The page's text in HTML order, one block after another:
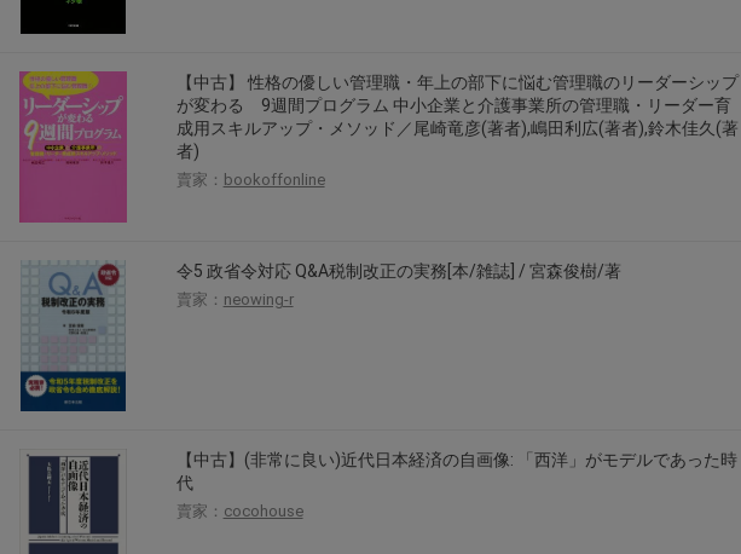
到活動】
年8月1日上午00:00開始至2026年8月31日晚上23:59結束。
人單一帳號每日只可簽到1次，逾期不得補簽。
月每完成簽到7次
，系統會即時發放「$10 Letao Dollar」至會員帳戶中。
月簽到活動最多可獲得「$40 Letao Dollar」。
員需完成手機認證才可參加本活動，若要參加APP加碼活動，可掃瞄QRcode下載APP。
Dollar使用規則：
Dollar使用期限至發放後第30日之晚上23:59。
Dollar可於「JDirectItems Auction」、「日本商城代購」 「第一次付款」使用，可折抵服務費
商品金額。
Dollar不可用於購買商品為「門票、優惠券、住宿券、禮券、儲值卡……等等」、48小時外付款、
現金商品、日本寄日本之訂單。
用Letao Dollar之委託單，如因價格不符、缺貨、非Letao因素(退貨不會歸還)退單者，退回的Letao
使用期限不會延長。
【中古】 性格の優しい管理職・年上の部下に悩む管理職のリーダーシップ
が変わる 9週間プログラム 中小企業と介護事業所の管理職・リーダー育
成用スキルアップ・メソッド／尾崎竜彦(著者),嶋田利広(著者),鈴木佳久(著
者)
賣家： bookoffonline
令5 政省令対応 Q&A税制改正の実務[本/雑誌] / 宮森俊樹/著
賣家： neowing-r
【中古】(非常に良い)近代日本経済の自画像: 「西洋」がモデルであった時
代
賣家： cocohouse